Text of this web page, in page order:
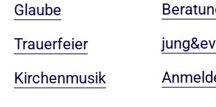
Glaube
Trauerfeier
Kirchenmusik